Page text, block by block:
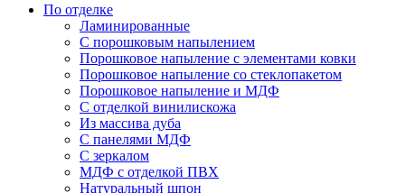
По отделке
Ламинированные
С порошковым напылением
Порошковое напыление с элементами ковки
Порошковое напыление со стеклопакетом
Порошковое напыление и МДФ
С отделкой винилискожа
Из массива дуба
С панелями МДФ
С зеркалом
МДФ с отделкой ПВХ
Натуральный шпон